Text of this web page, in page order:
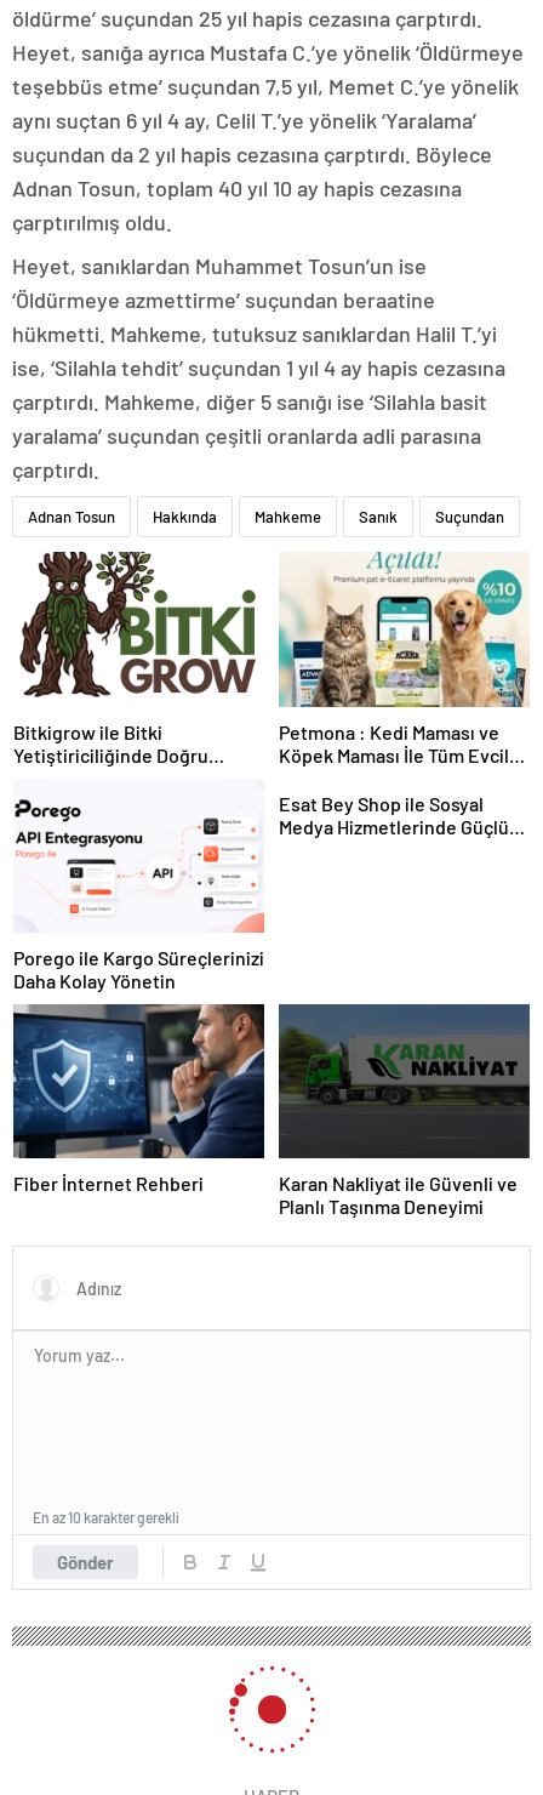
öldürme’ suçundan 25 yıl hapis cezasına çarptırdı.
Heyet, sanığa ayrıca Mustafa C.’ye yönelik ‘Öldürmeye
teşebbüs etme’ suçundan 7,5 yıl, Memet C.’ye yönelik
aynı suçtan 6 yıl 4 ay, Celil T.’ye yönelik ‘Yaralama’
suçundan da 2 yıl hapis cezasına çarptırdı. Böylece
Adnan Tosun, toplam 40 yıl 10 ay hapis cezasına
çarptırılmış oldu.
Heyet, sanıklardan Muhammet Tosun’un ise
‘Öldürmeye azmettirme’ suçundan beraatine
hükmetti. Mahkeme, tutuksuz sanıklardan Halil T.’yi
ise, ‘Silahla tehdit’ suçundan 1 yıl 4 ay hapis cezasına
çarptırdı. Mahkeme, diğer 5 sanığı ise ‘Silahla basit
yaralama’ suçundan çeşitli oranlarda adli parasına
çarptırdı.
Adnan Tosun Hakkında Mahkeme Sanık Suçundan
Bitkigrow ile Bitki
Yetiştiriciliğinde Doğru
Petmona : Kedi Maması ve
Köpek Maması İle Tüm Evcil
Porego ile Kargo Süreçlerinizi
Daha Kolay Yönetin
Esat Bey Shop ile Sosyal
Medya Hizmetlerinde Güçlü
Fiber İnternet Rehberi
Karan Nakliyat ile Güvenli ve
Planlı Taşınma Deneyimi
Gönder
En az 10 karakter gerekli